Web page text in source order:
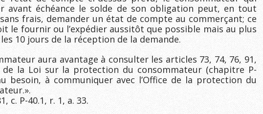
avant échéance le solde de son obligation peut, en tout
frais, demander un état de compte au commerçant; ce
le fournir ou l’expédier aussitôt que possible mais au plus
10 jours de la réception de la demande.
aura avantage à consulter les articles 73, 74, 76, 91,
de la Loi sur la protection du consommateur (chapitre P-
besoin, à communiquer avec l’Office de la protection du
c. P-40.1, r. 1, a. 33.